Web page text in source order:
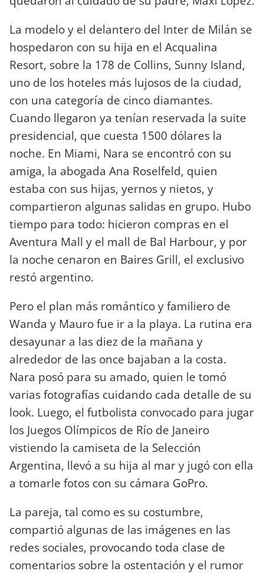
La modelo y el delantero del Inter de Milán se
hospedaron con su hija en el Acqualina
Resort, sobre la 178 de Collins, Sunny Island,
uno de los hoteles más lujosos de la ciudad,
con una categoría de cinco diamantes.
Cuando llegaron ya tenían reservada la suite
presidencial, que cuesta 1500 dólares la
noche. En Miami, Nara se encontró con su
amiga, la abogada Ana Roselfeld, quien
estaba con sus hijas, yernos y nietos, y
compartieron algunas salidas en grupo. Hubo
tiempo para todo: hicieron compras en el
Aventura Mall y el mall de Bal Harbour, y por
la noche cenaron en Baires Grill, el exclusivo
restó argentino.
Pero el plan más romántico y familiero de
Wanda y Mauro fue ir a la playa. La rutina era
desayunar a las diez de la mañana y
alrededor de las once bajaban a la costa.
Nara posó para su amado, quien le tomó
varias fotografías cuidando cada detalle de su
look. Luego, el futbolista convocado para jugar
los Juegos Olímpicos de Río de Janeiro
vistiendo la camiseta de la Selección
Argentina, llevó a su hija al mar y jugó con ella
a tomarle fotos con su cámara GoPro.
La pareja, tal como es su costumbre,
compartió algunas de las imágenes en las
redes sociales, provocando toda clase de
comentarios sobre la ostentación y el rumor